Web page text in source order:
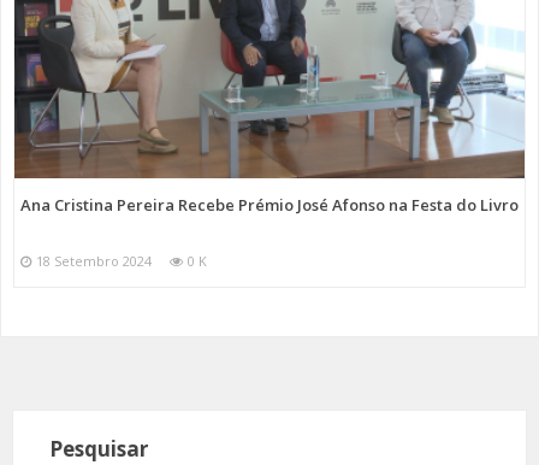
Ana Cristina Pereira Recebe Prémio José Afonso na Festa do Livro
18 Setembro 2024 0 K
Pesquisar